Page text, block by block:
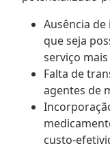
Ausência
que seja
serviço
Falta de
agentes de
custo-